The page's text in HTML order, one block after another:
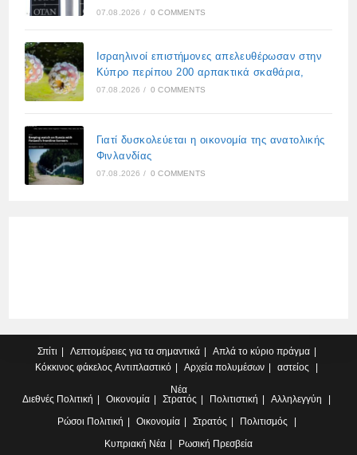
07.08.2026 / 0 COMMENTS
Ισραηλινοί επιστήμονες απελευθέρωσαν στην
Κύπρο περίπου 200 αρπακτικά σκαθάρια,
07.08.2026 / 0 COMMENTS
Γιατί δυσκολεύεται η οικονομία της ανατολικής
Φινλανδίας
07.08.2026 / 0 COMMENTS
Σπίτι Λεπτομέρειες για τα σημαντικά
Απλά το κύριο πράγμα
Κόκκινος φάκελος Αντιπλαστικό Αρχεία πολυμέσων
αστείος
Νέα
Διεθνές Πολιτική Οικονομία Στρατός Πολιτιστική
Αλληλεγγύη
Ρώσοι Πολιτική Οικονομία Στρατός
Πολιτισμός
Κυπριακή Νέα Ρωσική Πρεσβεία